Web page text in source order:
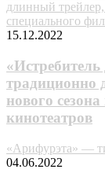
длинный трейлер,
специального
15.12.2022
традиционно
нового
кинотеатров
«Арифурэта» —
04.06.2022